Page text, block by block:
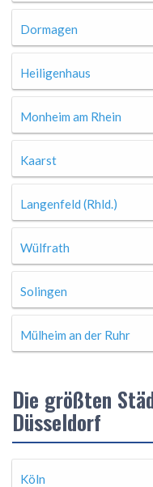
Dormagen
Heiligenhaus
Monheim am Rhein
Kaarst
Langenfeld (Rhld.)
Wülfrath
Solingen
Mülheim an der Ruhr
Die größten
Düsseldorf
Köln